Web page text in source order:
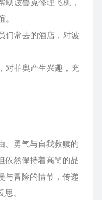
助波鲁克修理飞机，
们常去的酒店，对波
对菲奥产生兴趣，充
、勇气与自我救赎的
依然保持着高尚的品
与冒险的情节，传递
。